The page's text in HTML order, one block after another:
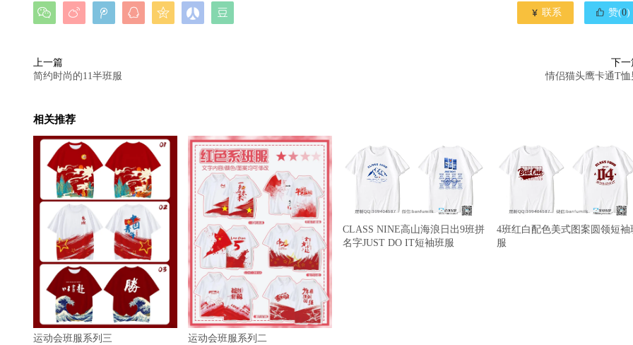
        赞(0)
 联系
上一篇
简约时尚的11半班服
下一
情侣猫头鹰卡通T恤
相关推荐
运动会班服系列三 运动会班服系列二
CLASS NINE高山海浪日出9班拼
名字JUST DO IT短袖班服
4班红白配色美式图案圆领短袖
服